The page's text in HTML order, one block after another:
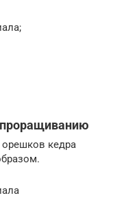
проращиванию
кедра